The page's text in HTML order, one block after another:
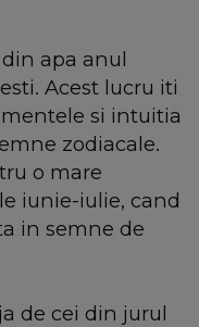
apa anul
Acest lucru iti
si intuitia
zodiacale.
o mare
iunie-iulie, cand
in semne de
de cei din jurul